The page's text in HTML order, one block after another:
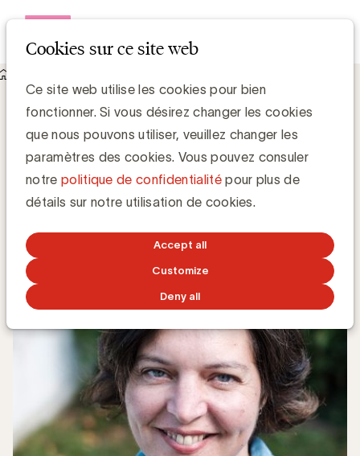
Cookies sur ce site web
Ce site web utilise les cookies pour bien
fonctionner. Si vous désirez changer les cookies
que nous pouvons utiliser, veuillez changer les
paramètres des cookies. Vous pouvez consuler
notre politique de confidentialitépour plus de
détails sur notre utilisation de cookies.
Accept all
Customize
Deny all
La clé du "social selling", c'est l'interaction sociale, pas la
vente ! Selon Clo Willaerts
La clé du "social selling", c'est l'interaction
sociale, pas la vente ! Selon Clo Willaerts
Anne-Sophie Vilain
17 SEPTEMBRE 2018